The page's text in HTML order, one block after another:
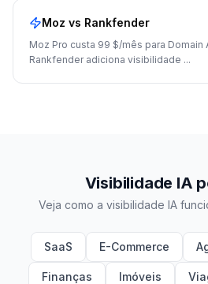
Moz vs Rankfender
Moz Pro custa 99 $/mês para Domain
Rankfender adiciona visibilidade ...
Visibilidade IA
Veja como a visibilidade IA
SaaS E-Commerce
Finanças Imóveis